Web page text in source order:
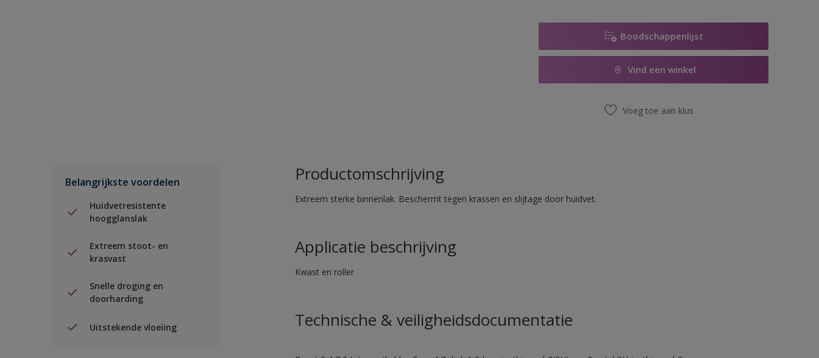
Boodschappenlijst
Vind een winkel
Voeg toe aan klus
Belangrijkste voordelen
Huidvetresistente
hoogglanslak
Extreem stoot- en
krasvast
Snelle droging en
doorharding
Uitstekende vloeiing
Productomschrijving
Extreem sterke binnenlak. Beschermt tegen krassen en slijtage door huidvet.
Applicatie beschrijving
Kwast en roller
Technische & veiligheidsdocumentatie